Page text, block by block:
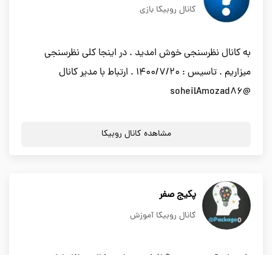
کانال روبیکا بازی
به کانال نظرسنجی خوش امدید . در اینجا کلی نظرسنجی
میزاریم . تاسیس : 1400/7/20 . ارتباط با مدیر کانال
@soheilAmozad86
مشاهده کانال روبیکا
پکیج صفر
کانال روبیکا آموزش